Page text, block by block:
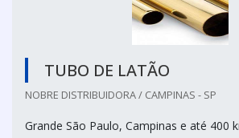
TUBO DE LATÃO
NOBRE DISTRIBUIDORA / CAMPINAS - SP
Grande São Paulo, Campinas e até 400